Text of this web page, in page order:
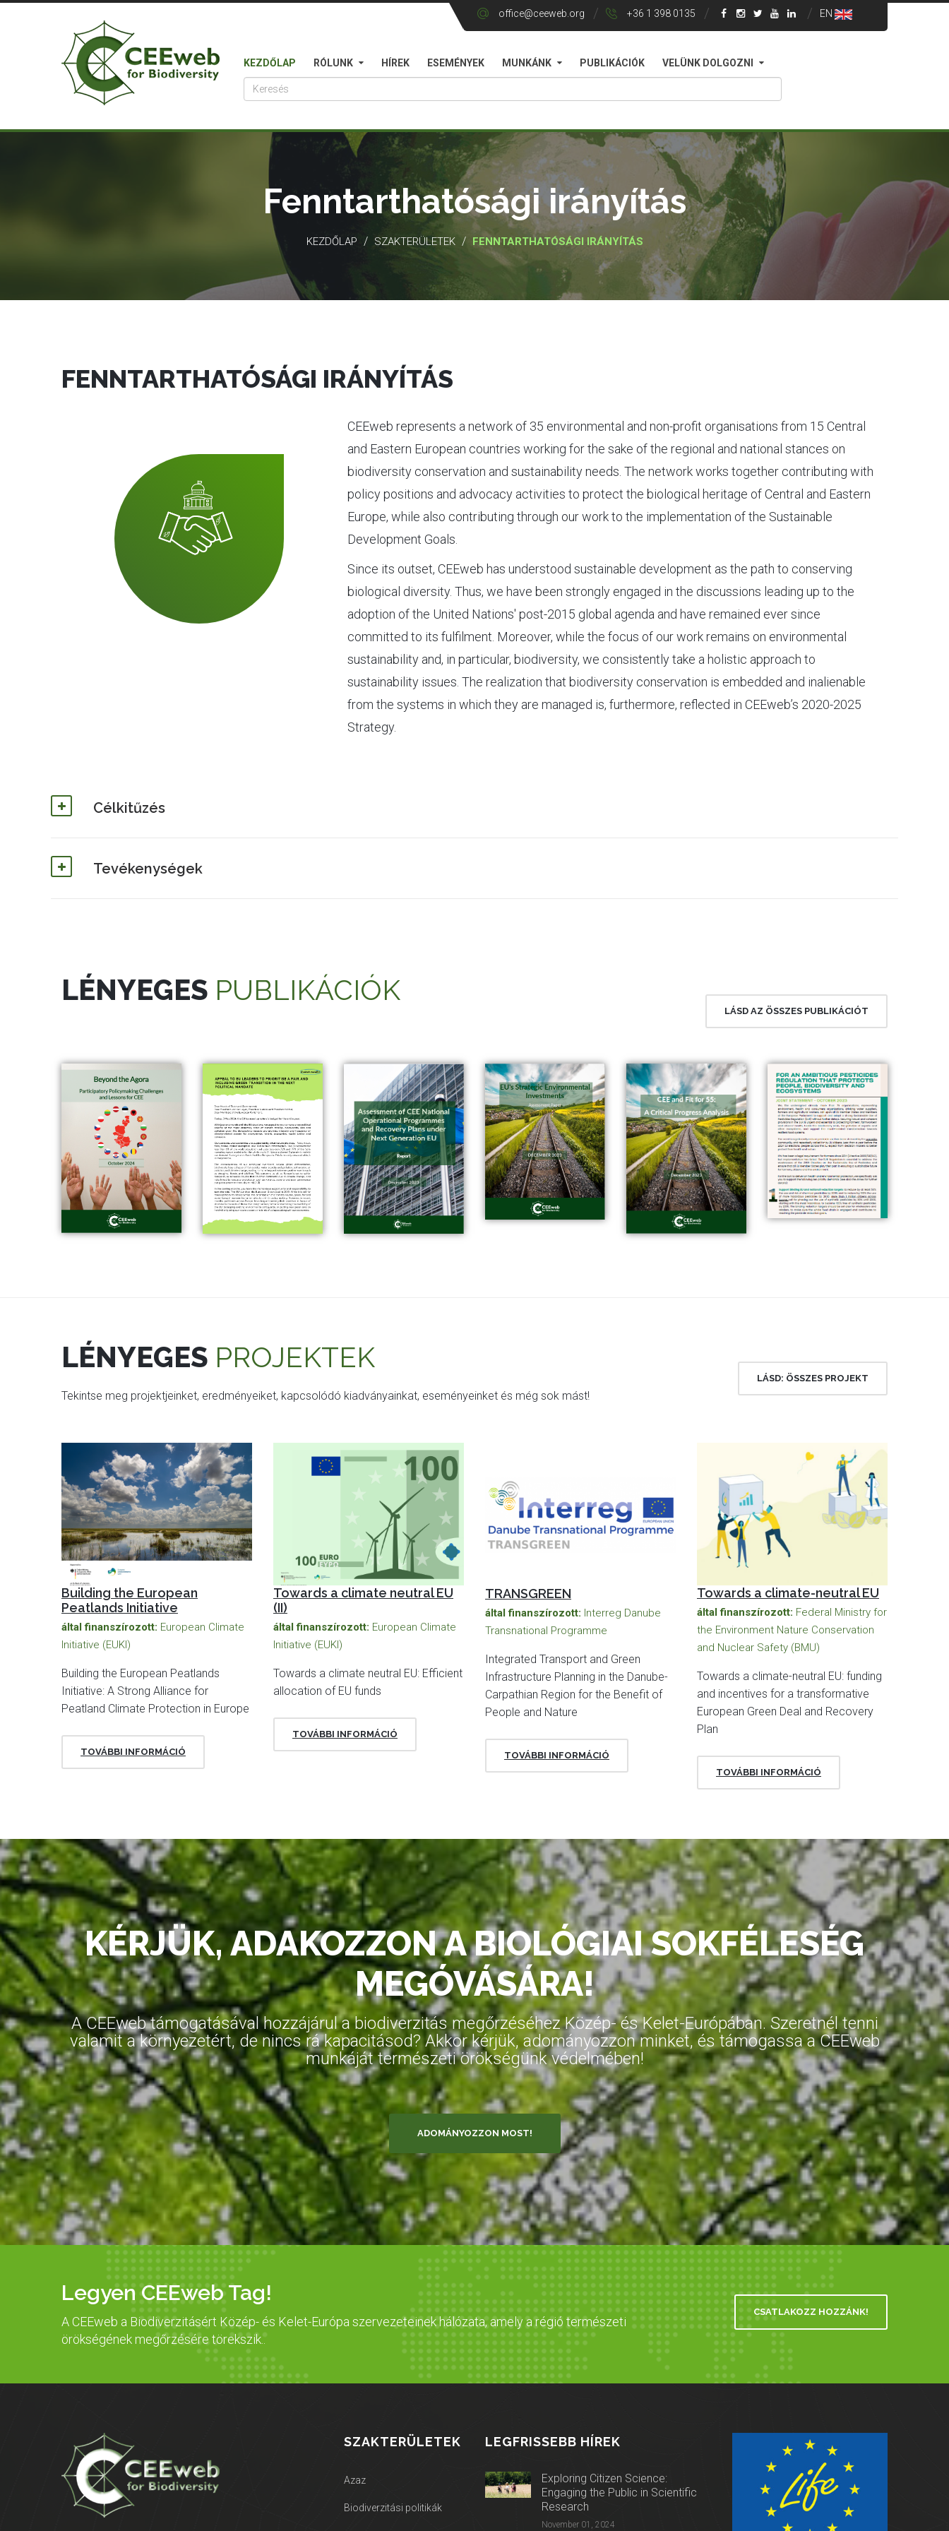
office@ceeweb.org +36 1 398 0135 EN
KEZDŐLAP RÓLUNK HÍREK ESEMÉNYEK MUNKÁNK PUBLIKÁCIÓK VELÜNK DOLGOZNI
Fenntarthatósági irányítás
KEZDŐLAP / SZAKTERÜLETEK / FENNTARTHATÓSÁGI IRÁNYÍTÁS
FENNTARTHATÓSÁGI IRÁNYÍTÁS
CEEweb represents a network of 35 environmental and non-profit organisations from 15 Central
and Eastern European countries working for the sake of the regional and national stances on
biodiversity conservation and sustainability needs. The network works together contributing with
policy positions and advocacy activities to protect the biological heritage of Central and Eastern
Europe, while also contributing through our work to the implementation of the Sustainable
Development Goals.
Since its outset, CEEweb has understood sustainable development as the path to conserving
biological diversity. Thus, we have been strongly engaged in the discussions leading up to the
adoption of the United Nations' post-2015 global agenda and have remained ever since
committed to its fulfilment. Moreover, while the focus of our work remains on environmental
sustainability and, in particular, biodiversity, we consistently take a holistic approach to
sustainability issues. The realization that biodiversity conservation is embedded and inalienable
from the systems in which they are managed is, furthermore, reflected in CEEweb’s 2020-2025
Strategy.
Célkitűzés
Tevékenységek
LÉNYEGES PUBLIKÁCIÓK
LÁSD AZ ÖSSZES PUBLIKÁCIÓT
LÉNYEGES PROJEKTEK
Tekintse meg projektjeinket, eredményeiket, kapcsolódó kiadványainkat, eseményeinket és még sok mást!
LÁSD: ÖSSZES PROJEKT
Building the European
Peatlands Initiative
által finanszírozott: European Climate
Initiative (EUKI)
Building the European Peatlands
Initiative: A Strong Alliance for
Peatland Climate Protection in Europe
TOVÁBBI INFORMÁCIÓ
Towards a climate neutral EU
(II)
által finanszírozott: European Climate
Initiative (EUKI)
Towards a climate neutral EU: Efficient
allocation of EU funds
TOVÁBBI INFORMÁCIÓ
TRANSGREEN
által finanszírozott: Interreg Danube
Transnational Programme
Integrated Transport and Green
Infrastructure Planning in the Danube-
Carpathian Region for the Benefit of
People and Nature
TOVÁBBI INFORMÁCIÓ
Towards a climate-neutral EU
által finanszírozott: Federal Ministry for
the Environment Nature Conservation
and Nuclear Safety (BMU)
Towards a climate-neutral EU: funding
and incentives for a transformative
European Green Deal and Recovery
Plan
TOVÁBBI INFORMÁCIÓ
KÉRJÜK, ADAKOZZON A BIOLÓGIAI SOKFÉLESÉG
MEGÓVÁSÁRA!
A CEEweb támogatásával hozzájárul a biodiverzitás megőrzéséhez Közép- és Kelet-Európában. Szeretnél tenni
valamit a környezetért, de nincs rá kapacitásod? Akkor kérjük, adományozzon minket, és támogassa a CEEweb
munkáját természeti örökségünk védelmében!
ADOMÁNYOZZON MOST!
Legyen CEEweb Tag!
A CEEweb a Biodiverzitásért Közép- és Kelet-Európa szervezeteinek hálózata, amely a régió természeti
örökségének megőrzésére törekszik..
CSATLAKOZZ HOZZÁNK!
SZAKTERÜLETEK
Azaz
Biodiverzitási politikák
LEGFRISSEBB HÍREK
Exploring Citizen Science:
Engaging the Public in Scientific
Research
November 01, 2024